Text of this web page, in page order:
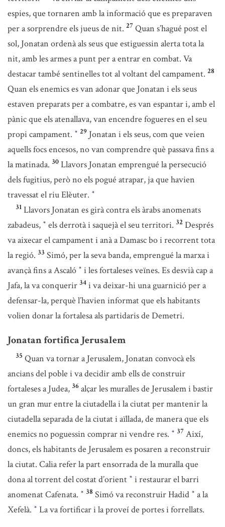
espies, que tornaren amb la informació que es preparaven
per a sorprendre els jueus de nit. 27 Quan s’hagué post el
sol, Jonatan ordenà als seus que estiguessin alerta tota la
nit, amb les armes a punt per a entrar en combat. Va
destacar també sentinelles tot al voltant del campament. 28
Quan els enemics es van adonar que Jonatan i els seus
estaven preparats per a combatre, es van espantar i, amb el
pànic que els atenallava, van encendre fogueres en el seu
propi campament. * 29 Jonatan i els seus, com que veien
aquells focs encesos, no van comprendre què passava fins a
la matinada. 30 Llavors Jonatan emprengué la persecució
dels fugitius, però no els pogué atrapar, ja que havien
travessat el riu Elèuter. *
31 Llavors Jonatan es girà contra els àrabs anomenats
zabadeus, * els derrotà i saquejà el seu territori. 32 Després
va aixecar el campament i anà a Damasc bo i recorrent tota
la regió. 33 Simó, per la seva banda, emprengué la marxa i
avançà fins a Ascaló * i les fortaleses veïnes. Es desvià cap a
Jafa, la va conquerir 34 i va deixar-hi una guarnició per a
defensar-la, perquè l’havien informat que els habitants
volien donar la fortalesa als partidaris de Demetri.
Jonatan fortifica Jerusalem
35 Quan va tornar a Jerusalem, Jonatan convocà els
ancians del poble i va decidir amb ells de construir
fortaleses a Judea, 36 alçar les muralles de Jerusalem i bastir
un gran mur entre la ciutadella i la ciutat per mantenir la
ciutadella separada de la ciutat i aïllada, de manera que els
enemics no poguessin comprar ni vendre res. * 37 Així,
doncs, els habitants de Jerusalem es posaren a reconstruir
la ciutat. Calia refer la part ensorrada de la muralla que
dona al torrent del costat d’orient * i restaurar el barri
anomenat Cafenata. * 38 Simó va reconstruir Hadid * a la
Xefelà. * La va fortificar i la proveí de portes i forrellats.